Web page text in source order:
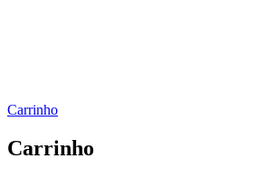
Carrinho
Carrinho